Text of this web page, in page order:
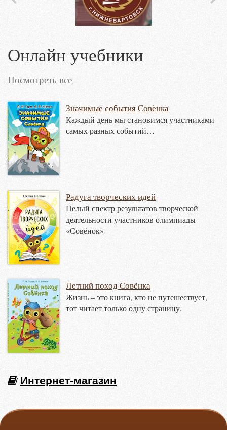
Онлайн учебники
Посмотреть все
Значимые события Совёнка
Каждый день мы становимся участниками
самых разных событий…
Радуга творческих идей
Целый спектр результатов творческой
деятельности участников олимпиады
«Совёнок»
Летний поход Совёнка
Жизнь – это книга, кто не путешествует,
тот читает только одну страницу.
Интернет-магазин